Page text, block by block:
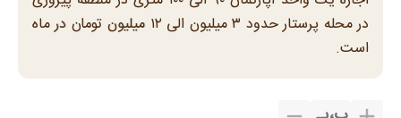
در محله پرستار حدود ۳ میلیون الی ۱۲ میلیون تومان در ماه
است.